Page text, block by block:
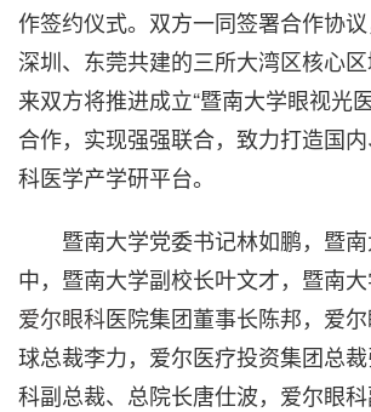
作签约仪式。双方一同签署合作协议
深圳、东莞共建的三所大湾区核心
来双方将推进成立“暨南大学眼视光
合作，实现强强联合，致力打造国
科医学产学研平台。
暨南大学党委书记林如鹏，暨南
中，暨南大学副校长叶文才，暨南大
爱尔眼科医院集团董事长陈邦，爱
球总裁李力，爱尔医疗投资集团总
科副总裁、总院长唐仕波，爱尔眼